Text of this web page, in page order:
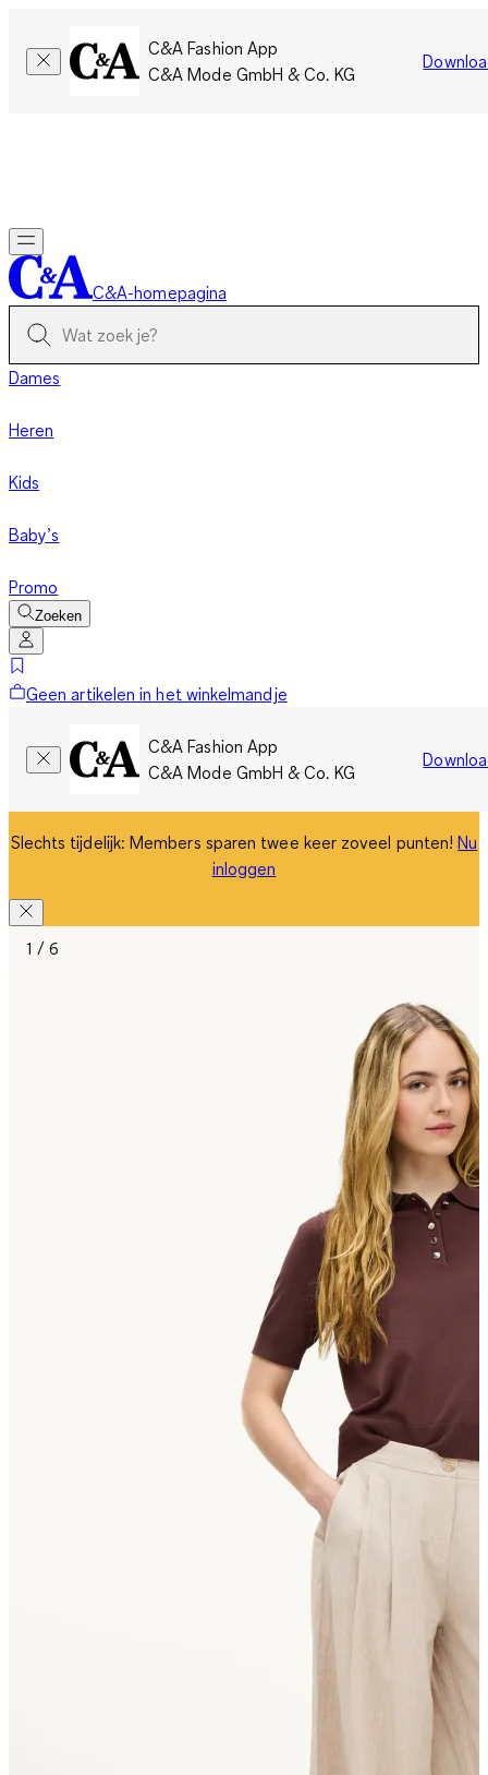
C&A Fashion App
C&A Mode GmbH & Co. KG
C&A-homepagina
Dames
Heren
Kids
Baby’s
Promo
Zoeken
Geen artikelen in het winkelmandje
C&A Fashion App
C&A Mode GmbH & Co. KG
Slechts tijdelijk: Members sparen twee keer zoveel punten!Nu
inloggen
1 / 6